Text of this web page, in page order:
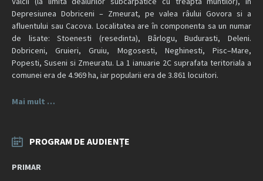
Depresiunea Dobriceni – Zmeurat, pe valea râului Govora si a
afluentului sau Cacova. Localitatea are în componenta sa un numar
de lisate: Stoenesti (resedinta), Bârlogu, Budurasti, Deleni.
Dobriceni, Gruieri, Gruiu, Mogosesti, Neghinesti, Pisc–Mare,
Popesti, Suseni si Zmeuratu. La 1 ianuarie 2C suprafata teritoriala a
comunei era de 4.969 ha, iar popularii era de 3.861 locuitori.
Mai mult …
PROGRAM DE AUDIENȚE
PRIMAR